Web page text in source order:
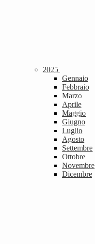
2025
Gennaio
Febbraio
Marzo
Aprile
Maggio
Giugno
Luglio
Agosto
Settembre
Ottobre
Novembre
Dicembre